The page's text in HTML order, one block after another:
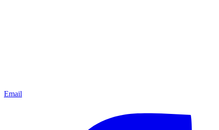
Email